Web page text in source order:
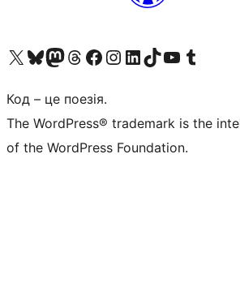
Visit our X (formerly Twitter) account
Visit our Bluesky account
Завітайте до нашої стрічки в Mastodon
Visit our Threads account
Завітайте на нашу сторінку в Facebook
Visit our Instagram account
Visit our LinkedIn account
Visit our TikTok account
Visit our YouTube channel
Visit our Tumblr
Код – це поезія.
The WordPress® trademark is the
of the WordPress Foundation.